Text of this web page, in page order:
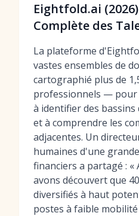
Eightfold.ai
Complète des
La plateforme
vastes ensembles de
cartographié plus de
professionnels — pour
à identifier des
et à comprendre les
adjacentes. Un
humaines d'une
financiers a partagé : «
avons découvert que
diversifiés à haut
postes à faible